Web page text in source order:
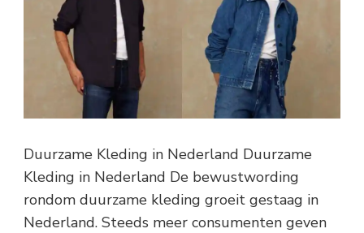
Duurzame Kleding in Nederland Duurzame
Kleding in Nederland De bewustwording
rondom duurzame kleding groeit gestaag in
Nederland. Steeds meer consumenten geven